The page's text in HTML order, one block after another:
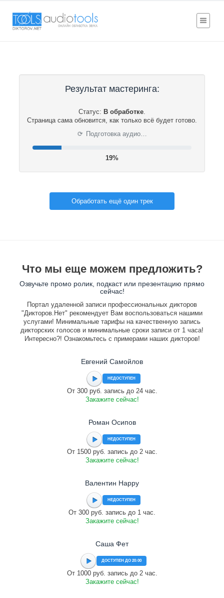
Результат мастеринга:
Статус: В обработке.
Страница сама обновится, как только всё будет готово.
⟳ Подготовка аудио…
19%
Обработать ещё один трек
Что мы еще можем предложить?
Озвучьте промо ролик, подкаст или презентацию прямо
сейчас!
Портал удаленной записи профессиональных дикторов
"Дикторов.Нет" рекомендует Вам воспользоваться нашими
услугами! Минимальные тарифы на качественную запись
дикторских голосов и минимальные сроки записи от 1 часа!
Интересно?! Ознакомьтесь с примерами наших дикторов!
Евгений Самойлов
НЕДОСТУПЕН
От 300 руб. запись до 24 час.
Закажите сейчас!
Роман Осипов
НЕДОСТУПЕН
От 1500 руб. запись до 2 час.
Закажите сейчас!
Валентин Happy
НЕДОСТУПЕН
От 300 руб. запись до 1 час.
Закажите сейчас!
Саша Фет
ДОСТУПЕН ДО 20:00
От 1000 руб. запись до 2 час.
Закажите сейчас!